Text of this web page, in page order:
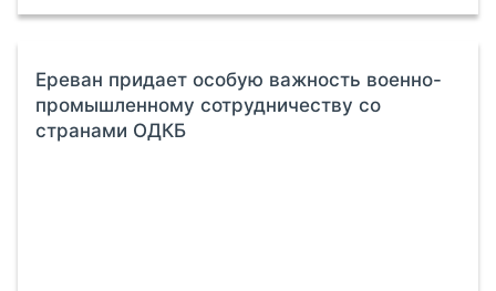
Ереван придает особую важность военно-
промышленному сотрудничеству со
странами ОДКБ